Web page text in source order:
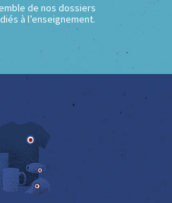
de nos dossiers
à l’enseignement.